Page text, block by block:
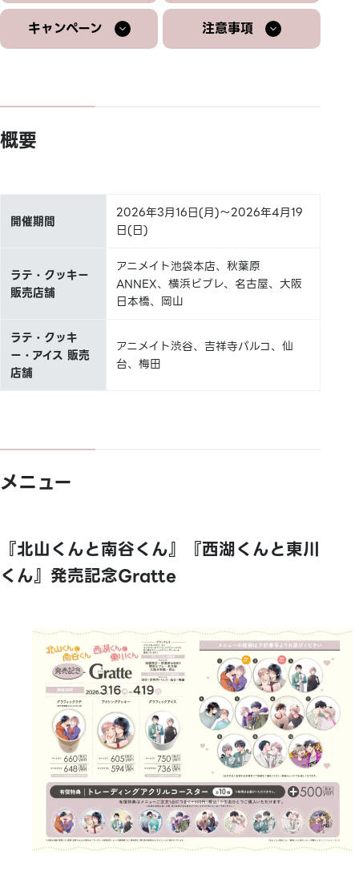
キャンペーン 注意事項
概要
開催期間
2026年3月16日(月)～2026年4月19
日(日)
ラテ・クッキー
販売店舗
アニメイト池袋本店、秋葉原
ANNEX、横浜ビブレ、名古屋、大阪
日本橋、岡山
ラテ・クッキ
ー・アイス 販売
店舗
アニメイト渋谷、吉祥寺パルコ、仙
台、梅田
メニュー
『北山くんと南谷くん』『西湖くんと東川
くん』発売記念Gratte